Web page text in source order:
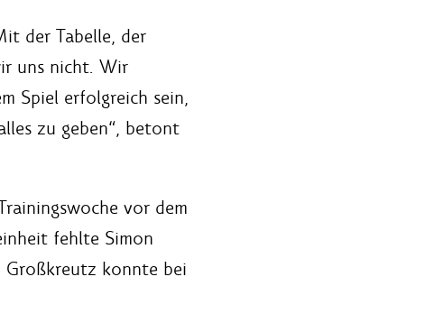
der Tabelle, der
uns nicht. Wir
Spiel erfolgreich sein,
zu geben“, betont
vor dem
fehlte Simon
Großkreutz konnte bei